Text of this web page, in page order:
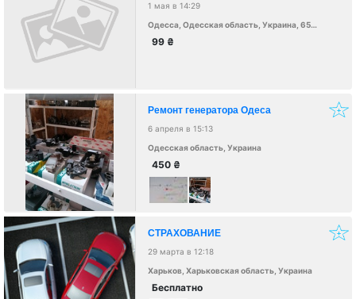
1 мая в 14:29
Одесса, Одесская область, Украина, 65000
99 ₴
Ремонт генератора Одеса
6 апреля в 15:13
Одесская область, Украина
450 ₴
СТРАХОВАНИЕ
29 марта в 12:18
Харьков, Харьковская область, Украина
Бесплатно